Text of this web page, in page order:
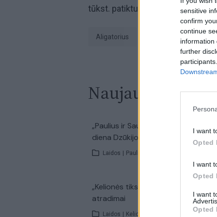
sensitive
confirm
continue
information
further
I want
Opted
I want
Opted
I want
Opted
tūkst. patiktukų.
aligatorius
Naujausi įrašai
„Paulius ir Saulius“ – ypatingai karšta
diena Dzūkijos ežere ir aktyvi karšių
Laidos | Paulius ir Saulius
„Kelionės tikslas“ – Birštono ir
atradimai
Laidos | Kelionės tikslas